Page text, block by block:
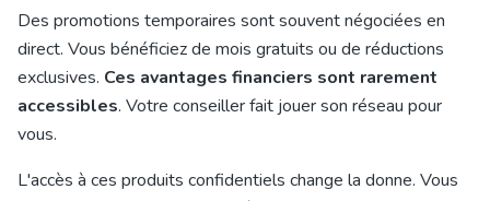
Des promotions temporaires sont souvent négociées en
direct. Vous bénéficiez de mois gratuits ou de réductions
exclusives. Ces avantages financiers sont rarement
accessibles. Votre conseiller fait jouer son réseau pour
vous.
L'accès à ces produits confidentiels change la donne. Vous